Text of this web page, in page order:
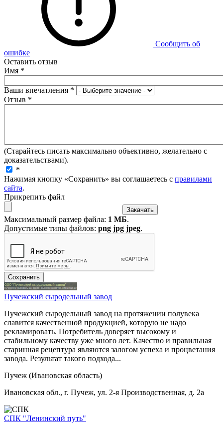
Сообщить об
ошибке
Оставить отзыв
Имя *
Ваши впечатления *
Отзыв *
(Старайтесь писать максимально объективно, желательно с
доказательствами).
*
Нажимая кнопку «Сохранить» вы соглашаетесь с правилами
сайта.
Прикрепить файл
Максимальный размер файла: 1 МБ.
Допустимые типы файлов: png jpg jpeg.
Пучежский сыродельный завод
Пучежский сыродельный завод на протяжении полувека
славится качественной продукцией, которую не надо
рекламировать. Потребитель доверяет высокому и
стабильному качеству уже много лет. Качество и правильная
старинная рецептура являются залогом успеха и процветания
завода. Результат такого подхода...
Пучеж (Ивановская область)
Ивановская обл., г. Пучеж, ул. 2-я Производственная, д. 2а
СПК "Ленинский путь"